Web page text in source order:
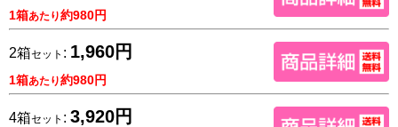
1箱あたり約980円
2箱セット : 1,960円
1箱あたり約980円
4箱セット : 3,920円